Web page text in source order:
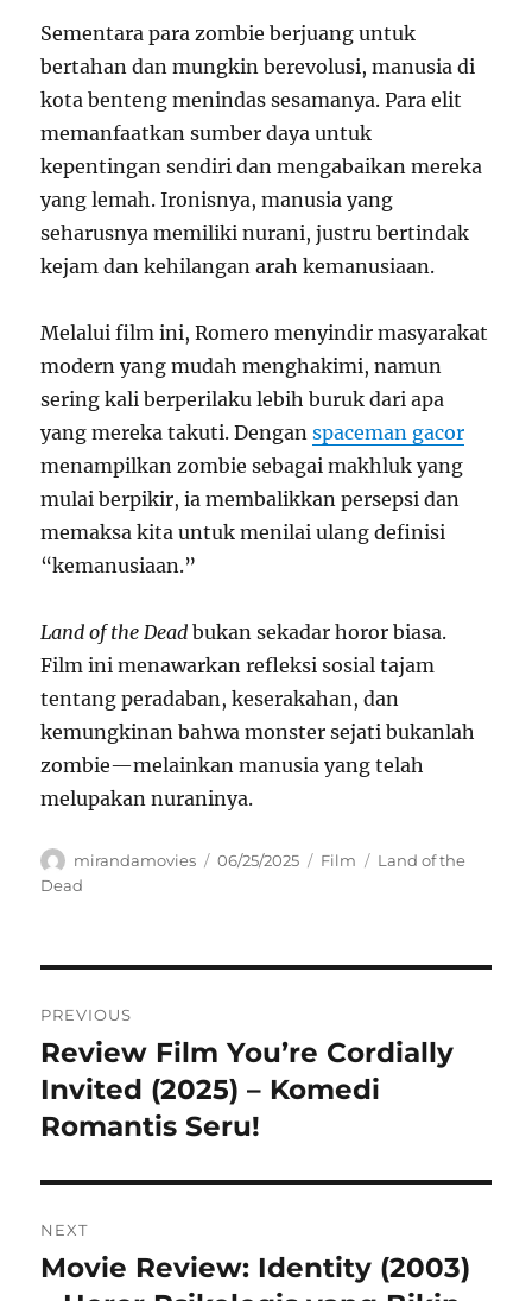
Sementara para zombie berjuang untuk
bertahan dan mungkin berevolusi, manusia di
kota benteng menindas sesamanya. Para elit
memanfaatkan sumber daya untuk
kepentingan sendiri dan mengabaikan mereka
yang lemah. Ironisnya, manusia yang
seharusnya memiliki nurani, justru bertindak
kejam dan kehilangan arah kemanusiaan.
Melalui film ini, Romero menyindir masyarakat
modern yang mudah menghakimi, namun
sering kali berperilaku lebih buruk dari apa
yang mereka takuti. Denganspaceman gacor
menampilkan zombie sebagai makhluk yang
mulai berpikir, ia membalikkan persepsi dan
memaksa kita untuk menilai ulang definisi
“kemanusiaan.”
Land of the Dead bukan sekadar horor biasa.
Film ini menawarkan refleksi sosial tajam
tentang peradaban, keserakahan, dan
kemungkinan bahwa monster sejati bukanlah
zombie—melainkan manusia yang telah
melupakan nuraninya.
Author
mirandamovies
Posted
06/25/2025 Categories
Film Tags
Land of the
Dead
pos
PREVIOUS
Previous
post:
Review Film You’re Cordially
Invited (2025) – Komedi
Romantis Seru!
NEXT
Next
Movie Review: Identity (2003)